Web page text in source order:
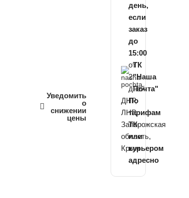
Уведомить
о
снижении
цены
день,
если
заказ
до
15:00
ТК
"Наша
Почта"
ДНР,
ЛНР,
Запорожская
область,
Крым
от
2
дней
По
тарифам
ТК
или
курьером
адресно